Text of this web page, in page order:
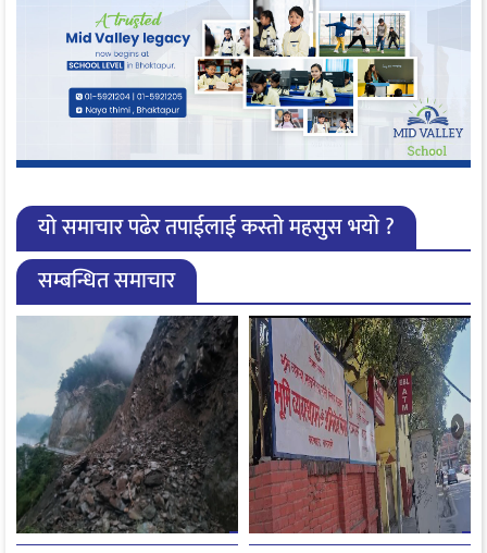
यो समाचार पढेर तपाईलाई कस्तो महसुस भयो ?
सम्बन्धित समाचार